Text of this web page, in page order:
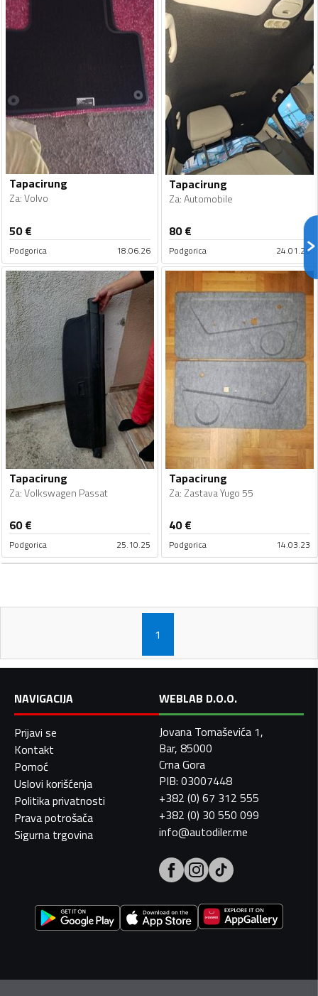
Tapacirung
Za:Volvo
50€
Podgorica 18.06.26
Tapacirung
Za:Automobile
80€
Podgorica 24.01.26
Tapacirung
Za:Volkswagen Passat
60€
Podgorica 25.10.25
Tapacirung
Za: Zastava Yugo 55
40€
Podgorica 14.03.23
1
NAVIGACIJA
Prijavi se
Kontakt
Pomoć
Uslovi korišćenja
Politika privatnosti
Prava potrošača
Sigurna trgovina
WEBLAB D.O.O.
Jovana Tomaševića 1,
Bar, 85000
Crna Gora
PIB: 03007448
+382 (0) 67 312 555
+382 (0) 30 550 099
info@autodiler.me